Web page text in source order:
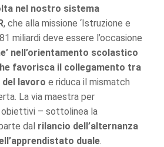
nel nostro sistema
, che alla missione ‘Istruzione e
miliardi deve essere l’occasione
nell’orientamento scolastico
favorisca il collegamento tra
lavoro e riduca il mismatch
La via maestra per
obiettivi – sottolinea la
dal rilancio dell’alternanza
duale.